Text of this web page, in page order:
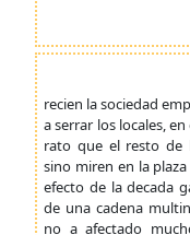
recien la sociedad
a serrar los locales,
rato que el resto de
sino miren en la
efecto de la decada
de una cadena
no a afectado